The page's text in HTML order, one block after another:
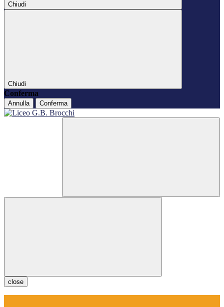
Chiudi
Chiudi
Conferma
Annulla Conferma
close